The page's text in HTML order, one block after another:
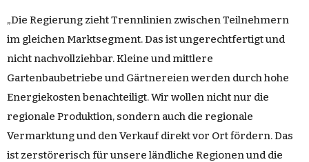
„Die Regierung zieht Trennlinien zwischen Teilnehmern
im gleichen Marktsegment. Das ist ungerechtfertigt und
nicht nachvollziehbar. Kleine und mittlere
Gartenbaubetriebe und Gärtnereien werden durch hohe
Energiekosten benachteiligt. Wir wollen nicht nur die
regionale Produktion, sondern auch die regionale
Vermarktung und den Verkauf direkt vor Ort fördern. Das
ist zerstörerisch für unsere ländliche Regionen und die